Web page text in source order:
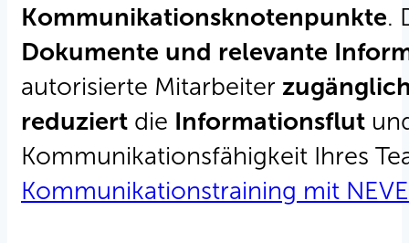
Kommunikationsknotenpunkte.
Dokumente und relevante
autorisierte Mitarbeiter
reduziert die Informationsflut
Kommunikationsfähigkeit Ihres
Kommunikationstraining mit